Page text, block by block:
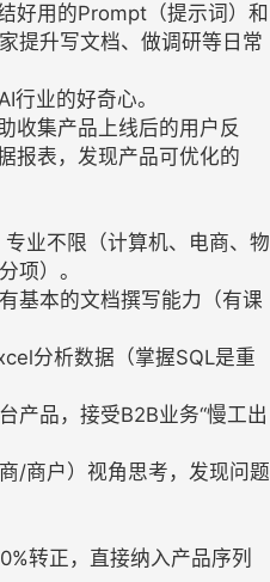
好用的Prompt（提示词）和
提升写文档、做调研等日常
行业的好奇心。
收集产品上线后的用户反
报表，发现产品可优化的
业不限（计算机、电商、物
项）。
基本的文档撰写能力（有课
分析数据（掌握SQL是重
产品，接受B2B业务“慢工出
/商户）视角思考，发现问题
转正，直接纳入产品序列